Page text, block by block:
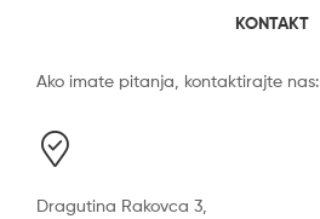
KONTAKT
Ako imate pitanja, kontaktirajte nas:
Dragutina Rakovca 3,